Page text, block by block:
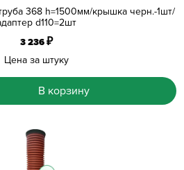
368 h=1500мм/крышка черн.-1шт/
d110=2шт
3 236₽
Цена за штуку
В корзину